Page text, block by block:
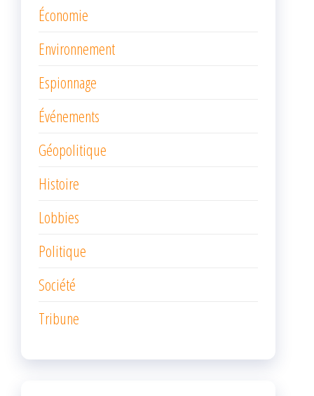
Économie
Environnement
Espionnage
Événements
Géopolitique
Histoire
Lobbies
Politique
Société
Tribune